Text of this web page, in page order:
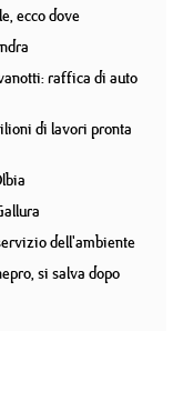
ecco dove
raffica di auto
di lavori pronta
dell'ambiente
si salva dopo